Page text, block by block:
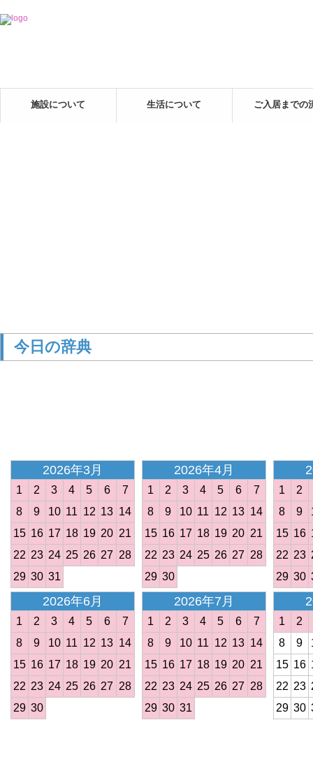
施設について 生活について ご入居までの
今日の辞典
2026年3月
1 2 3 4 5 6
7
8
9 10 11 12 13 14
15 16 17 18 19 20 21
22 23 24 25 26 27 28
29 30 31
2026年4月
1 2 3 4 5 6
7
8
9 10 11 12 13 14
15 16 17 18 19 20 21
22 23 24 25 26 27 28
29 30
1
2
8
9
15 16
22 23
29 30
2026年6月
1 2 3 4 5 6
7
8
9 10 11 12 13 14
15 16 17 18 19 20 21
22 23 24 25 26 27 28
29 30
2026年7月
1 2 3 4 5 6
7
8
9 10 11 12 13 14
15 16 17 18 19 20 21
22 23 24 25 26 27 28
29 30 31
1
2
8
9
15 16
22 23
29 30